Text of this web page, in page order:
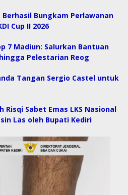
Berhasil Bungkam Perlawanan
Cup II 2026
7 Madiun: Salurkan Bantuan
Pelestarian Reog
Tangan Sergio Castel untuk
Risqi Sabet Emas LKS Nasional
Las oleh Bupati Kediri